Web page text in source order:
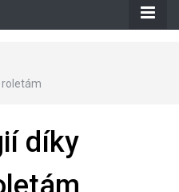
roletám
díky